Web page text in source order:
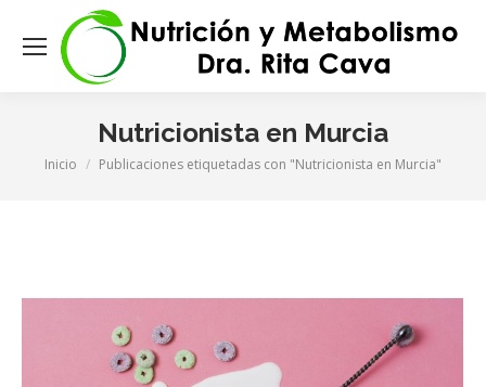
Nutricionista en Murcia
Estás aquí:
Inicio Publicaciones etiquetadas con "Nutricionista en Murcia"